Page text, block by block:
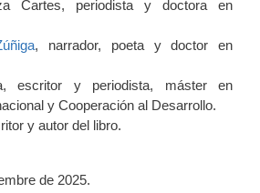
Cartes, periodista y doctora en
, narrador, poeta y doctor en
escritor y periodista, máster en
y Cooperación al Desarrollo.
y autor del libro.
de 2025.